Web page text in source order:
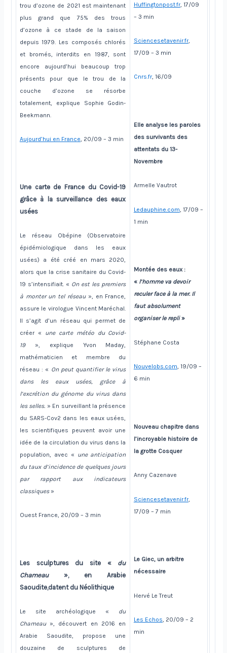
Huffingtonpost.fr, 17/09
– 3 min
Sciencesetavenir.fr,
17/09 – 3 min
Cnrs.fr, 16/09
Elle analyse les paroles
des survivants des
attentats du 13-
Novembre
Armelle Vautrot
Ledauphine.com , 17/09 –
1 min
Montée des eaux :
«l’homme va devoir
reculer face à la mer. Il
faut absolument
organiser le repli»
Stéphane Costa
Nouvelobs.com, 19/09 –
6 min
Nouveau chapitre dans
l’incroyable histoire de
la grotte Cosquer
Anny Cazenave
Sciencesetavenir.fr,
17/09 – 7 min
Le Giec, un arbitre
nécessaire
Hervé Le Treut
Les Echos, 20/09 – 2
min
trou d’ozone de 2021 est maintenant
plus grand que 75% des trous
d’ozone à ce stade de la saison
depuis 1979. Les composés chlorés
et bromés, interdits en 1987, sont
encore aujourd’hui beaucoup trop
présents pour que le trou de la
couche d’ozone se résorbe
totalement, explique Sophie Godin-
Beekmann.
Aujourd’hui en France, 20/09 – 3 min
Une carte de France du Covid-19
grâce à la surveillance des eaux
usées
Le réseau Obépine (Observatoire
épidémiologique dans les eaux
usées) a été créé en mars 2020,
alors que la crise sanitaire du Covid-
19 s’intensifiait. « On est les premiers
à monter un tel réseau », en France,
assure le virologue Vincent Maréchal.
Il s’agit d’un réseau qui permet de
créer « une carte météo du Covid-
19 », explique Yvon Maday,
mathématicien et membre du
réseau : « On peut quantifier le virus
dans les eaux usées, grâce à
l’excrétion du génome du virus dans
les selles. » En surveillant la présence
du SARS-Cov2 dans les eaux usées,
les scientifiques peuvent avoir une
idée de la circulation du virus dans la
population, avec « une anticipation
du taux d’incidence de quelques jours
par rapport aux indicateurs
classiques»
Ouest France, 20/09 – 3 min
Les sculptures du site « du
Chameau», en Arabie
Saoudite,datent du Néolithique
Le site archéologique « du
Chameau», découvert en 2016 en
Arabie Saoudite, propose une
douzaine de sculptures de